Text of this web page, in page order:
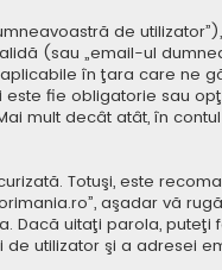
de
(sau „email-ul
în ţara care ne
fie obligatorie sau
mult decât atât, în
Totuşi, este
aşadar vă
Dacă uitaţi parola,
utilizator şi a adresei